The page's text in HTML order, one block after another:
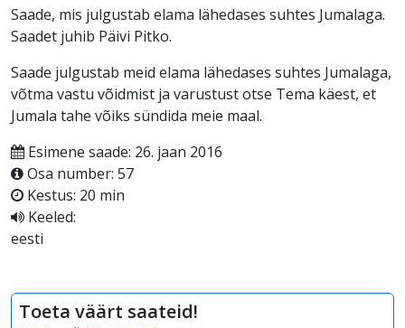
Saade, mis julgustab elama lähedases suhtes Jumalaga.
Saadet juhib Päivi Pitko.
Saade julgustab meid elama lähedases suhtes Jumalaga,
võtma vastu võidmist ja varustust otse Tema käest, et
Jumala tahe võiks sündida meie maal.
Esimene saade: 26. jaan 2016
Osa number: 57
Kestus: 20 min
Keeled:
eesti
Toeta väärt saateid!